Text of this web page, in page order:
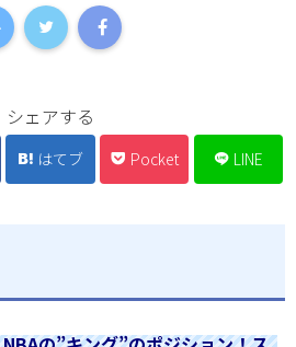
シェアする
はてブ Pocket LINE